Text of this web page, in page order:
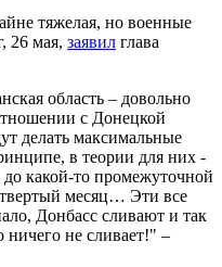
тяжелая, но военные
26 мая, заявил глава
область – довольно
с Донецкой
делать максимальные
в теории для них -
какой-то промежуточной
месяц… Эти все
Донбасс сливают и так
ничего не сливает!" –